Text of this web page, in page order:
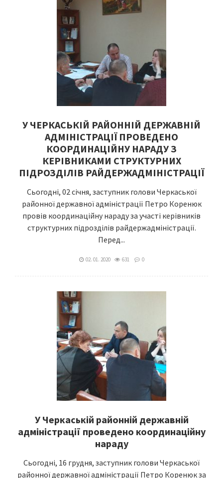
У ЧЕРКАСЬКІЙ РАЙОННІЙ ДЕРЖАВНІЙ
АДМІНІСТРАЦІЇ ПРОВЕДЕНО
КООРДИНАЦІЙНУ НАРАДУ З
КЕРІВНИКАМИ СТРУКТУРНИХ
ПІДРОЗДІЛІВ РАЙДЕРЖАДМІНІСТРАЦІЇ
Сьогодні, 02 січня, заступник голови Черкаської
районної державної адміністрації Петро Коренюк
провів координаційну нараду за участі керівників
структурних підрозділів райдержадміністрації.
Перед...
02. 01. 2020 631 0
У Черкаській районній державній
адміністрації проведено координаційну
нараду
Сьогодні, 16 грудня, заступник голови Черкаської
районної державної адміністрації Петро Коренюк за